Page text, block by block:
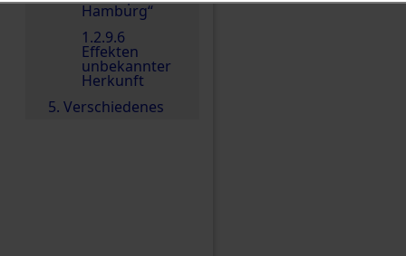
Hamburg“
1.2.9.6
Effekten
unbekannter
Herkunft
5. Verschiedenes